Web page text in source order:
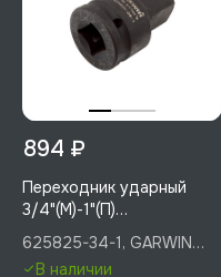
894 ₽
Переходник ударный
3/4"(М)-1"(П)
повышающий, GARWIN
PRO, 625825-34-1
625825-34-1, GARWIN
PROВ наличии